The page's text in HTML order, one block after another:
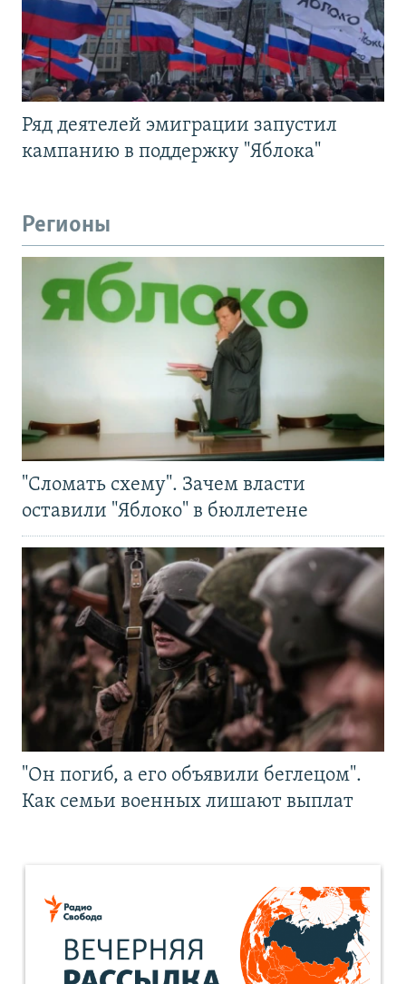
Ряд деятелей эмиграции запустил
кампанию в поддержку "Яблока"
Регионы
"Сломать схему". Зачем власти
оставили "Яблоко" в бюллетене
"Он погиб, а его объявили беглецом".
Как семьи военных лишают выплат